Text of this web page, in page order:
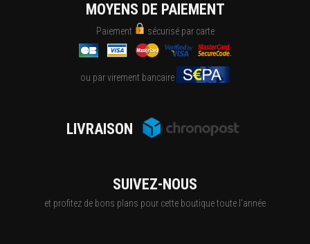
MOYENS DE PAIEMENT
Paiement sécurisé par carte
ou par virement bancaire
LIVRAISON
SUIVEZ-NOUS
et profitez de bons plans pour cette boutique toute l'année